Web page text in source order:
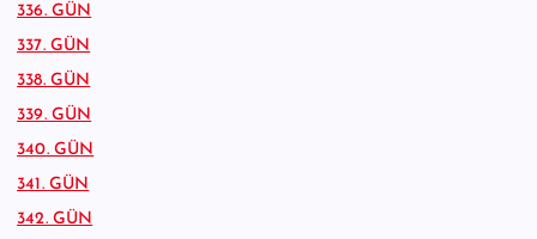
336. GÜN
337. GÜN
338. GÜN
339. GÜN
340. GÜN
341. GÜN
342. GÜN